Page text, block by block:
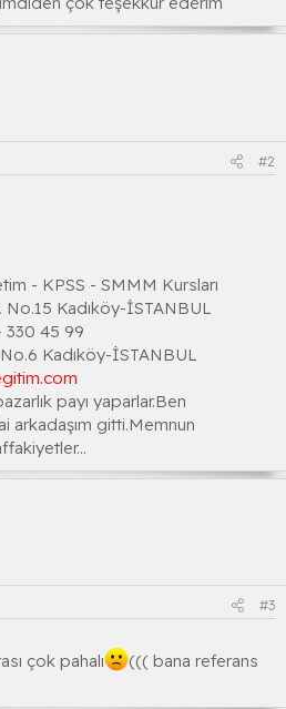
#2
- KPSS - SMMM Kursları
Kadıköy-İSTANBUL
330 45 99
Kadıköy-İSTANBUL
payı yaparlar.Ben
arkadaşım gitti.Memnun
#3
çok pahalı
((( bana referans